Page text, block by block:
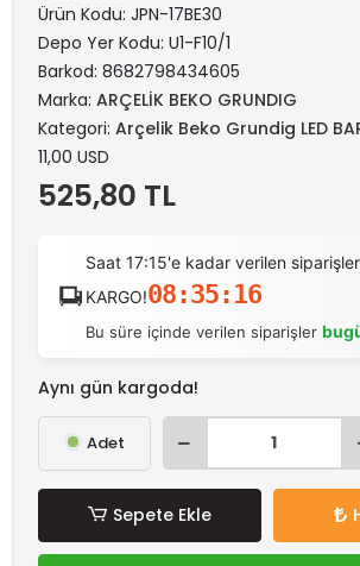
Ürün Kodu: JPN-17BE30
Depo Yer Kodu: U1-F10/1
Barkod: 8682798434605
Marka: ARÇELİK BEKO GRUNDIG
Kategori: Arçelik Beko Grundig LED
11,00 USD
525,80 TL
Saat 17:15'e kadar verilen
KARGO!08:35:16
Bu süre içinde verilen siparişler
Aynı gün kargoda!
Adet
Sepete Ekle